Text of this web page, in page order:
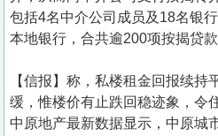
於
我
们
包括4名中介公司成员及18名银
本地银行，合共逾200项按揭贷
【信报】称，私楼租金回报续持
缓，惟楼价有止跌回稳迹象，令
中原地产最新数据显示，中原城